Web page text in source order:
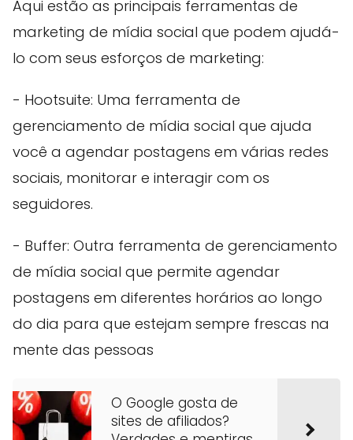
Aqui estão as principais ferramentas de
marketing de mídia social que podem ajudá-
lo com seus esforços de marketing:
- Hootsuite: Uma ferramenta de
gerenciamento de mídia social que ajuda
você a agendar postagens em várias redes
sociais, monitorar e interagir com os
seguidores.
- Buffer: Outra ferramenta de gerenciamento
de mídia social que permite agendar
postagens em diferentes horários ao longo
do dia para que estejam sempre frescas na
mente das pessoas
O Google gosta de
sites de afiliados?